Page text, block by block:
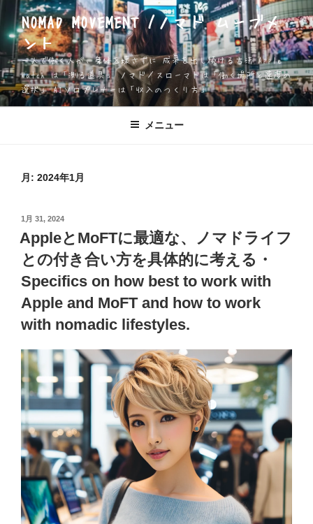
ン
テ
ン
ツ
へ
ス
NOMAD MOVEMENT /ノマド ムーブメ
ント
一人で働く人が、身体を壊さずに 成果を出し続ける方法 Apple
Watch は「測る道具」 ノマド／スローマドは「働く場所と速度の
選択」 AIソロプレナーは「収入のつくり方」
メニュー
月: 2024年1月
投
日:
1月 31, 2024
AppleとMoFTに最適な、ノマドライフ
との付き合い方を具体的に考える・
Specifics on how best to work with
Apple and MoFT and how to work
with nomadic lifestyles.